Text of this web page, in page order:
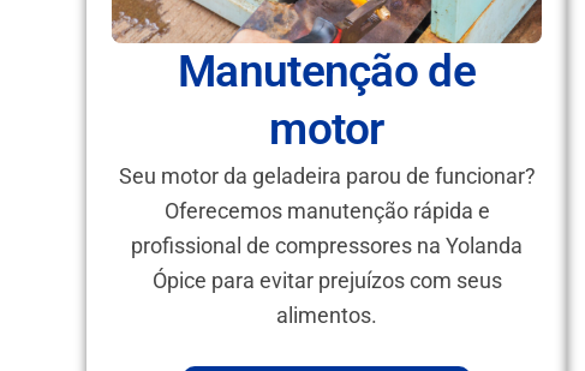
Manutenção de
motor
Seu motor da geladeira parou de funcionar?
Oferecemos manutenção rápida e
profissional de compressores na Yolanda
Ópice para evitar prejuízos com seus
alimentos.